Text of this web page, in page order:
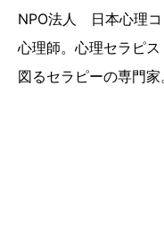
NPО法人 日本心理コ
心理師。心理セラピ
図るセラピーの専門家